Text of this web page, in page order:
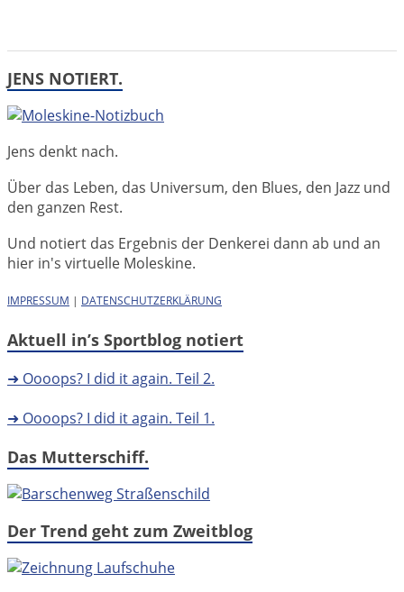
JENS NOTIERT.
Jens denkt nach.
Über das Leben, das Universum, den Blues, den Jazz und
den ganzen Rest.
Und notiert das Ergebnis der Denkerei dann ab und an
hier in's virtuelle Moleskine.
IMPRESSUM | DATENSCHUTZERKLÄRUNG
Aktuell in’s Sportblog notiert
➜ Oooops? I did it again. Teil 2.
➜ Oooops? I did it again. Teil 1.
Das Mutterschiff.
Der Trend geht zum Zweitblog